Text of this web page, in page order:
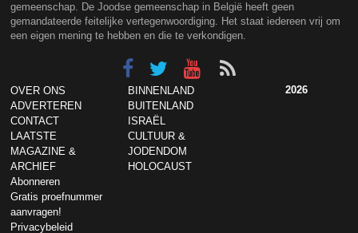
gemeenschap. De Joodse gemeenschap in België heeft geen
gemandateerde feitelijke vertegenwoordiging. Het staat iedereen vrij om
een eigen mening te hebben en die te verkondigen.
OVER ONS
ADVERTEREN
CONTACT
LAATSTE
MAGAZINE &
ARCHIEF
Abonneren
Gratis proefnummer
aanvragen!
Privacybeleid
BINNENLAND
BUITENLAND
ISRAËL
CULTUUR &
JODENDOM
HOLOCAUST
2026